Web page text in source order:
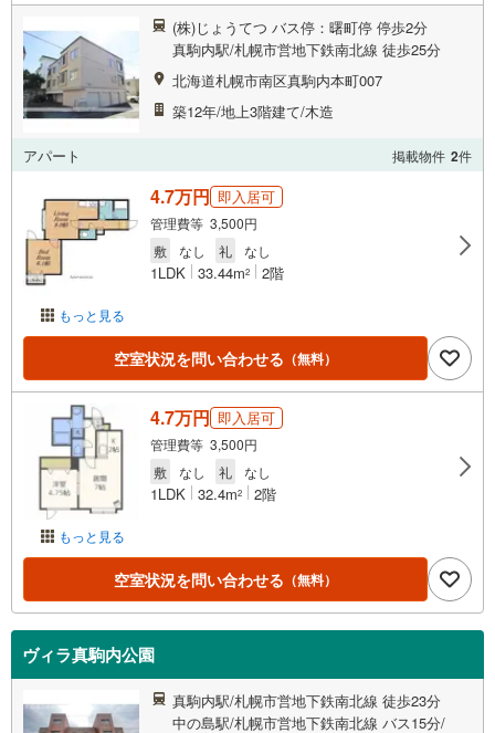
(株)じょうてつ バス停：曙町停 停歩2分
真駒内駅/札幌市営地下鉄南北線 徒歩25分
北海道札幌市南区真駒内本町007
築12年/地上3階建て/木造
アパート 掲載物件 2件
もっと見る
4.7万円 即入居可
管理費等 3,500円
敷
なし 礼 なし
1LDK 33.44m2 2階
空室状況を問い合わせる （無料）
もっと見る
4.7万円 即入居可
管理費等 3,500円
敷
なし 礼 なし
1LDK 32.4m2 2階
空室状況を問い合わせる （無料）
ヴィラ真駒内公園
真駒内駅/札幌市営地下鉄南北線 徒歩23分
中の島駅/札幌市営地下鉄南北線 バス15分/